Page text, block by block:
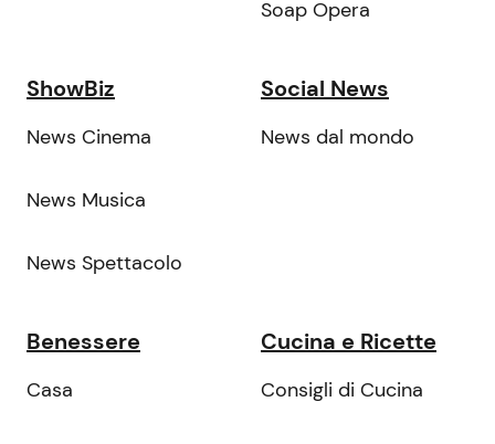
Soap Opera
ShowBiz
News Cinema
News Musica
News Spettacolo
Social News
News dal mondo
Benessere
Casa
Cucina e Ricette
Consigli di Cucina